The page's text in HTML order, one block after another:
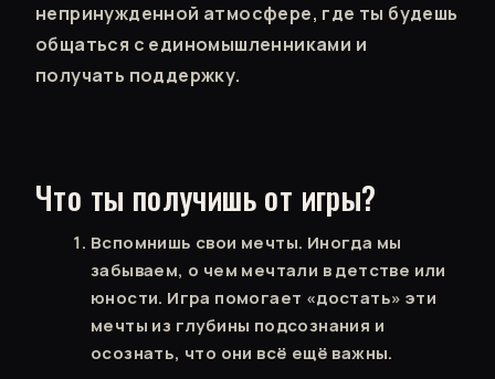
непринужденной атмосфере, где ты будешь
общаться с единомышленниками и
получать поддержку.
Что ты получишь от игры?
Вспомнишь свои мечты. Иногда мы
забываем, о чем мечтали в детстве или
юности. Игра помогает «достать» эти
мечты из глубины подсознания и
осознать, что они всё ещё важны.